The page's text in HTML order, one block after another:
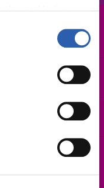
die uw gegevens